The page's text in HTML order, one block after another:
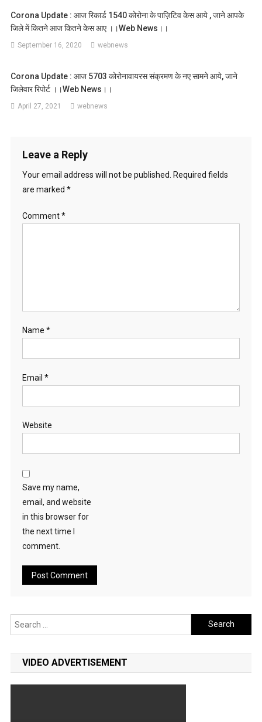
Corona Update : आज रिकार्ड 1540 कोरोना के पाज़िटिव केस आये , जाने आपके
जिले में कितने आज कितने केस आए ।।web News।।
September 16, 2020 webnews
Corona Update : आज 5703 कोरोनावायरस संक्रमण के नए सामने आये, जाने
जिलेवार रिपोर्ट ।।web News।।
April 27, 2021 webnews
Leave a Reply
Your email address will not be published.
Required fields
are marked *
Comment*
Name *
Email *
Website
Save my name,
email, and website
in this browser for
the next time I
comment.
Search
for:
VIDEO ADVERTISEMENT